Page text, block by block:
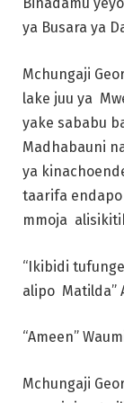
Binadamu
ya Busara ya
Mchungaji
lake juu ya
yake sababu
Madhabauni
ya
taarifa endapo
mmoja
“Ikibidi
alipo Matilda”
“Ameen”
Mchungaji